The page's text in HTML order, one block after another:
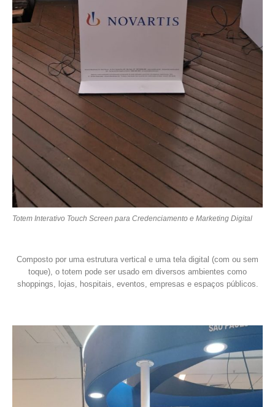
Totem Interativo Touch Screen para Credenciamento e Marketing Digital
Composto por uma estrutura vertical e uma tela digital (com ou sem
toque), o totem pode ser usado em diversos ambientes como
shoppings, lojas, hospitais, eventos, empresas e espaços públicos.